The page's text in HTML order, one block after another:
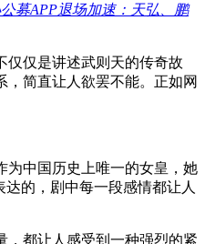
募APP退场加速：天弘、鹏
仅仅是讲述武则天的传奇故
简直让人欲罢不能。正如网
为中国历史上唯一的女皇，她
的，剧中每一段感情都让人
，都让人感受到一种强烈的紧